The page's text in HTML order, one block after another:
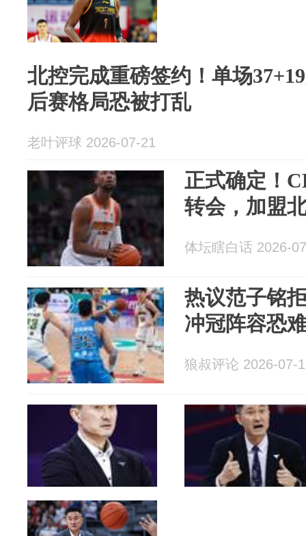
北控完成重磅签约！单场
后赛格局恐被打乱
老叶评球 2026-07-21
正式确定！
转会，加盟
体坛瞎白话 2026-
热议范子铭
冲冠阵容恐
狼叔评论 2026-07-